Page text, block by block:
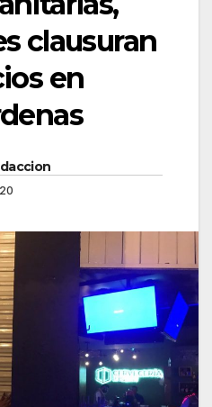
clausuran
en